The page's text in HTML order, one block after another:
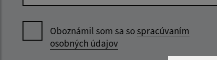
Oboznámil som sa sospracúvaním
osobných údajov